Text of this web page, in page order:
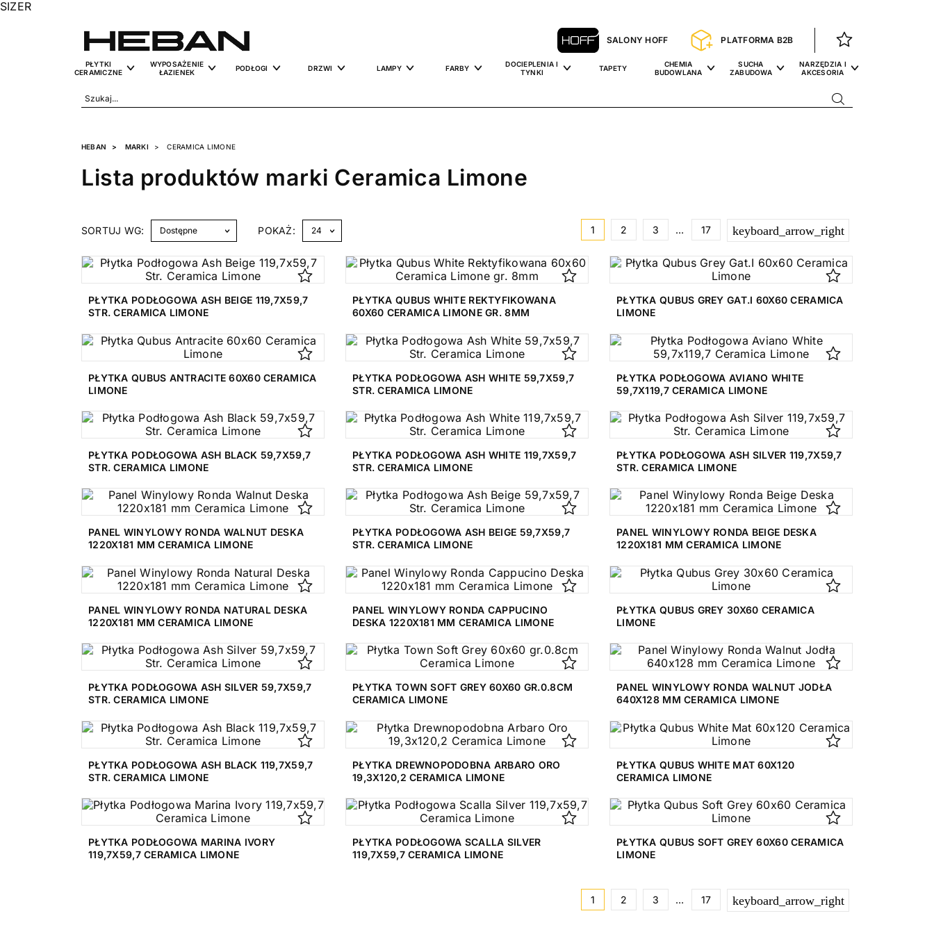
SALONY HOFF PLATFORMA B2B
PŁYTKI
CERAMICZNE
WYPOSAŻENIE
ŁAZIENEK
PODŁOGI DRZWI LAMPY FARBY
DOCIEPLENIA I
TYNKI
TAPETY
CHEMIA
BUDOWLANA
SUCHA
ZABUDOWA
NARZĘDZIA I
AKCESORIA
HEBAN MARKI CERAMICA LIMONE
Lista produktów marki Ceramica Limone
SORTUJ WG: POKAŻ: 1 2 3 … 17 keyboard_arrow_rightNastępny
PŁYTKA PODŁOGOWA ASH BEIGE 119,7X59,7
STR. CERAMICA LIMONE
PŁYTKA QUBUS WHITE REKTYFIKOWANA
60X60 CERAMICA LIMONE GR. 8MM
PŁYTKA QUBUS GREY GAT.I 60X60 CERAMICA
LIMONE
PŁYTKA QUBUS ANTRACITE 60X60 CERAMICA
LIMONE
PŁYTKA PODŁOGOWA ASH WHITE 59,7X59,7
STR. CERAMICA LIMONE
PŁYTKA PODŁOGOWA AVIANO WHITE
59,7X119,7 CERAMICA LIMONE
PŁYTKA PODŁOGOWA ASH BLACK 59,7X59,7
STR. CERAMICA LIMONE
PŁYTKA PODŁOGOWA ASH WHITE 119,7X59,7
STR. CERAMICA LIMONE
PŁYTKA PODŁOGOWA ASH SILVER 119,7X59,7
STR. CERAMICA LIMONE
PANEL WINYLOWY RONDA WALNUT DESKA
1220X181 MM CERAMICA LIMONE
PŁYTKA PODŁOGOWA ASH BEIGE 59,7X59,7
STR. CERAMICA LIMONE
PANEL WINYLOWY RONDA BEIGE DESKA
1220X181 MM CERAMICA LIMONE
PANEL WINYLOWY RONDA NATURAL DESKA
1220X181 MM CERAMICA LIMONE
PANEL WINYLOWY RONDA CAPPUCINO
DESKA 1220X181 MM CERAMICA LIMONE
PŁYTKA QUBUS GREY 30X60 CERAMICA
LIMONE
PŁYTKA PODŁOGOWA ASH SILVER 59,7X59,7
STR. CERAMICA LIMONE
PŁYTKA TOWN SOFT GREY 60X60 GR.0.8CM
CERAMICA LIMONE
PANEL WINYLOWY RONDA WALNUT JODŁA
640X128 MM CERAMICA LIMONE
PŁYTKA PODŁOGOWA ASH BLACK 119,7X59,7
STR. CERAMICA LIMONE
PŁYTKA DREWNOPODOBNA ARBARO ORO
19,3X120,2 CERAMICA LIMONE
PŁYTKA QUBUS WHITE MAT 60X120
CERAMICA LIMONE
PŁYTKA PODŁOGOWA MARINA IVORY
119,7X59,7 CERAMICA LIMONE
PŁYTKA PODŁOGOWA SCALLA SILVER
119,7X59,7 CERAMICA LIMONE
PŁYTKA QUBUS SOFT GREY 60X60 CERAMICA
LIMONE
1 2 3 … 17 keyboard_arrow_rightNastępny
SIZER